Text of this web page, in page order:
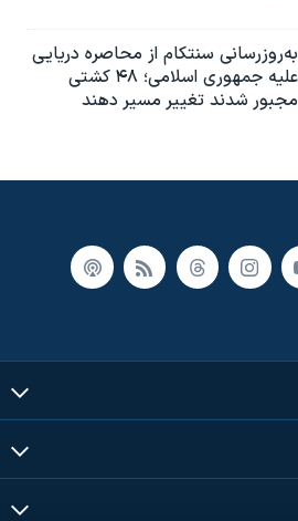
به‌روزرسانی سنتکام از محاصره دریایی
علیه جمهوری اسلامی؛ ۴۸ کشتی
مجبور شدند تغییر مسیر دهند